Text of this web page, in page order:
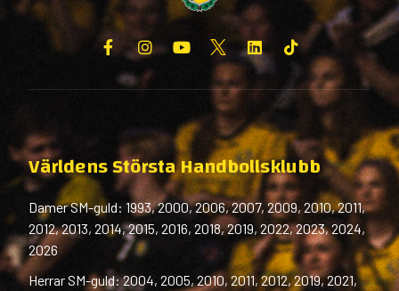
Världens Största Handbollsklubb
Damer SM-guld: 1993, 2000, 2006, 2007, 2009, 2010, 2011,
2012, 2013, 2014, 2015, 2016, 2018, 2019, 2022, 2023, 2024,
2026
Herrar SM-guld: 2004, 2005, 2010, 2011, 2012, 2019, 2021,